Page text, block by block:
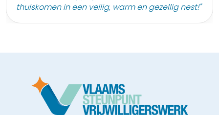
thuiskomen in een veilig, warm en gezellig nest!"